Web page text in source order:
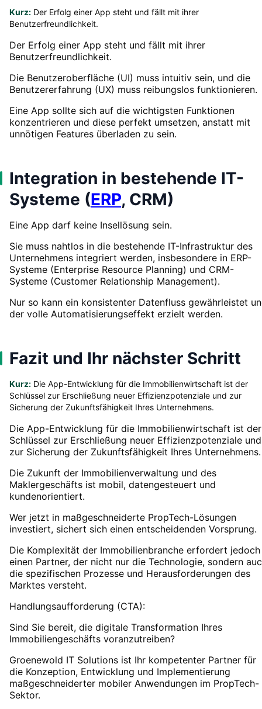
Kurz: Der Erfolg einer App steht und fällt mit ihrer
Benutzerfreundlichkeit.
Der Erfolg einer App steht und fällt mit ihrer
Benutzerfreundlichkeit.
Die Benutzeroberfläche (UI) muss intuitiv sein, und die
Benutzererfahrung (UX) muss reibungslos funktionieren.
Eine App sollte sich auf die wichtigsten Funktionen
konzentrieren und diese perfekt umsetzen, anstatt mit
unnötigen Features überladen zu sein.
Integration in bestehende IT-
Systeme (ERP, CRM)
Eine App darf keine Insellösung sein.
Sie muss nahtlos in die bestehende IT-Infrastruktur des
Unternehmens integriert werden, insbesondere in ERP-
Systeme (Enterprise Resource Planning) und CRM-
Systeme (Customer Relationship Management).
Nur so kann ein konsistenter Datenfluss gewährleistet
der volle Automatisierungseffekt erzielt werden.
Fazit und Ihr nächster Schritt
Kurz: Die App-Entwicklung für die Immobilienwirtschaft ist der
Schlüssel zur Erschließung neuer Effizienzpotenziale und zur
Sicherung der Zukunftsfähigkeit Ihres Unternehmens.
Die App-Entwicklung für die Immobilienwirtschaft ist der
Schlüssel zur Erschließung neuer Effizienzpotenziale und
zur Sicherung der Zukunftsfähigkeit Ihres Unternehmens.
Die Zukunft der Immobilienverwaltung und des
Maklergeschäfts ist mobil, datengesteuert und
kundenorientiert.
Wer jetzt in maßgeschneiderte PropTech-Lösungen
investiert, sichert sich einen entscheidenden Vorsprung.
Die Komplexität der Immobilienbranche erfordert jedoch
einen Partner, der nicht nur die Technologie, sondern
die spezifischen Prozesse und Herausforderungen des
Marktes versteht.
Handlungsaufforderung (CTA):
Sind Sie bereit, die digitale Transformation Ihres
Immobiliengeschäfts voranzutreiben?
Groenewold IT Solutions ist Ihr kompetenter Partner für
die Konzeption, Entwicklung und Implementierung
maßgeschneiderter mobiler Anwendungen im PropTech-
Sektor.